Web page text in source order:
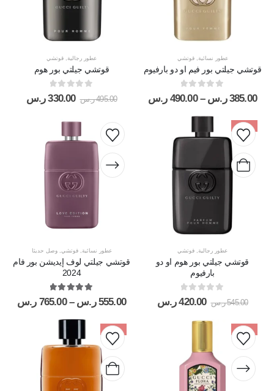
عطور نسائية ,قوتشي
قوتشي جيلتي بور فيم او دو بارفيوم
385.00 ر.س –
490.00 ر.س
عطور رجالية قوتشي
قوتشي جيلتي بور هوم
495.00 ر.س 330.00 ر.س
-23%
عطور رجالية قوتشي
قوتشي جيلتي بور هوم او دو
بارفيوم
545.00 ر.س 420.00 ر.س
عطور نسائية ,قوتشي ,وصل حديثا
قوتشي جيلتي لوف إيديشن بور فام
2024
555.00 ر.س –
765.00 ر.س
-18%
-36%